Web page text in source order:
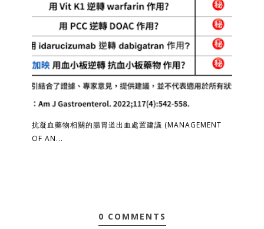
抗凝血藥物相關的腸胃道出血處置建議 (MANAGEMENT
OF AN...
0 COMMENTS